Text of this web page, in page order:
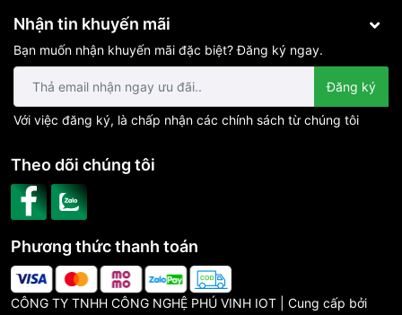
Nhận tin khuyến mãi
Bạn muốn nhận khuyến mãi đặc biệt? Đăng ký ngay.
Đăng ký
Với việc đăng ký, là chấp nhận các chính sách từ chúng tôi
CÔNG TY TNHH CÔNG NGHỆ PHÚ VINH IOT | Cung cấp bởi
Phương thức thanh toán
Theo dõi chúng tôi